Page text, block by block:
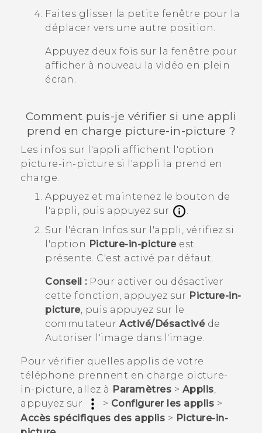
Faites glisser la petite fenêtre pour la
déplacer vers une autre position.
Appuyez deux fois sur la fenêtre pour
afficher à nouveau la vidéo en plein
écran.
Comment puis-je vérifier si une appli
prend en charge picture-in-picture ?
Les infos sur l'appli affichent l'option
picture-in-picture si l'appli la prend en
charge.
Appuyez et maintenez le bouton de
l'appli, puis appuyez sur
.
Sur l'écran
Infos sur l'appli , vérifiez si
l'option Picture-in-pictureest
présente. C'est activé par défaut.
Conseil :Pour activer ou désactiver
cette fonction, appuyez sur Picture-in-
picture, puis appuyez sur le
commutateur Activé/Désactivéde
Autoriser l'image dans l'image.
Pour vérifier quelles applis de votre
téléphone prennent en charge picture-
in-picture, allez à Paramètres > Applis,
appuyez sur
> Configurer les applis >
Accès spécifiques des applis > Picture-in-